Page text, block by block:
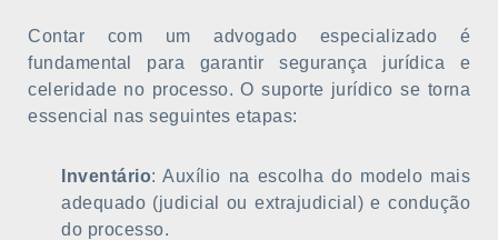
Contar com um advogado especializado é
fundamental para garantir segurança jurídica e
celeridade no processo. O suporte jurídico se torna
essencial nas seguintes etapas:
Inventário: Auxílio na escolha do modelo mais
adequado (judicial ou extrajudicial) e condução
do processo.